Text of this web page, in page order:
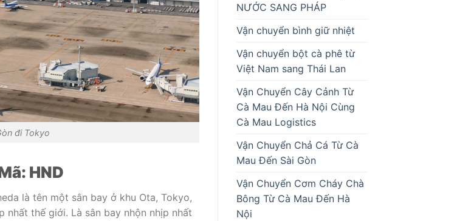
đi Tokyo
HND
là tên một sân bay ở khu Ota, Tokyo,
nhất thế giới. Là sân bay nhộn nhịp nhất
NƯỚC SANG PHÁP
Vận chuyển bình giữ nhiệt
Vận chuyển bột cà phê từ
Việt Nam sang Thái Lan
Vận Chuyển Cây Cảnh Từ
Cà Mau Đến Hà Nội Cùng
Cà Mau Logistics
Vận Chuyển Chả Cá Từ Cà
Mau Đến Sài Gòn
Vận Chuyển Cơm Cháy Chà
Bông Từ Cà Mau Đến Hà
Nội